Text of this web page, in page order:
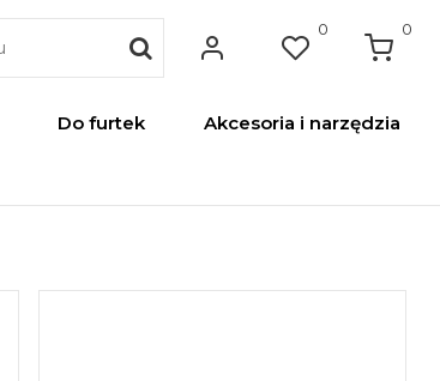
0 0
Do furtek Akcesoria i narzędzia